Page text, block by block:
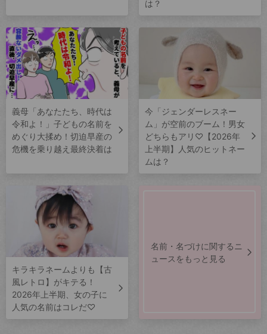
は？
義母「あなたたち、時代は
令和よ！」子どもの名前を
めぐり大揉め！切迫早産の
危機を乗り越え最終決着は
今「ジェンダーレスネー
ム」が空前のブーム！男女
どちらもアリ♡【2026年
上半期】人気のヒットネー
ムは？
キラキラネームよりも【古
風レトロ】がキテる！
2026年上半期、女の子に
人気の名前はコレだ♡
名前・名づけに関するニ
ュースをもっと見る